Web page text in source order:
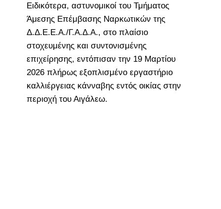
Ειδικότερα, αστυνομικοί του Τμήματος
Άμεσης Επέμβασης Ναρκωτικών της
Δ.Δ.Ε.Ε.Α./Γ.Α.Δ.Α., στο πλαίσιο
στοχευμένης και συντονισμένης
επιχείρησης, εντόπισαν την 19 Μαρτίου
2026 πλήρως εξοπλισμένο εργαστήριο
καλλιέργειας κάνναβης εντός οικίας στην
περιοχή του Αιγάλεω.